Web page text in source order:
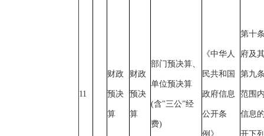
11
财政
预决
算
财政
预决
算
部门预决算、
单位预决算
(含"三公”经
费)
《中华人
民共和国
政府信息
公开条
例》
第十
府及
第九
范围
信息
开下